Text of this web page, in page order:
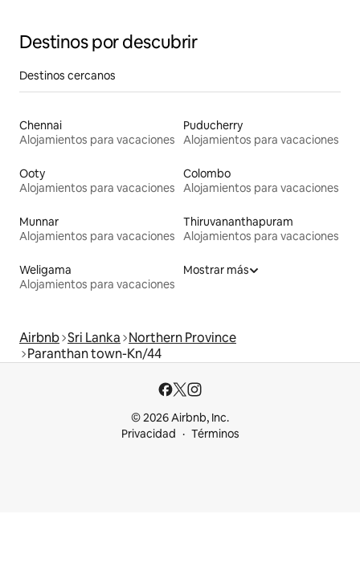
Destinos por descubrir
Destinos cercanos
Chennai
Alojamientos para vacaciones
Puducherry
Alojamientos para vacaciones
Ooty
Alojamientos para vacaciones
Colombo
Alojamientos para vacaciones
Munnar
Alojamientos para vacaciones
Thiruvananthapuram
Alojamientos para vacaciones
Weligama
Alojamientos para vacaciones
Mostrar más
Airbnb Sri Lanka Northern Province
Paranthan town-Kn/44
© 2026 Airbnb, Inc.
Privacidad
Términos